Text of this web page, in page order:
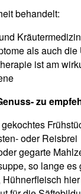
behandelt:
als auch die
ist am
zu
oder Reisbrei
gegarte
so lange es